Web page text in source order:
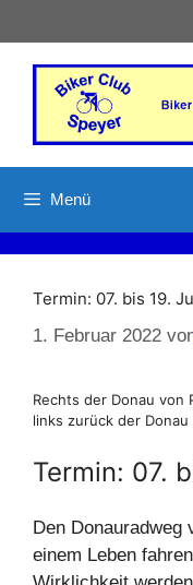
Inhalt
springen
Menü
Termin: 07. bis 19.
1. Februar 2022
Rechts der Donau von
links zurück der Donau
Termin: 07.
Den
einem Leben